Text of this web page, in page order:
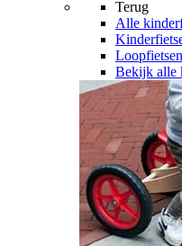
Terug
Alle
Loopfietsen
Bekijk alle